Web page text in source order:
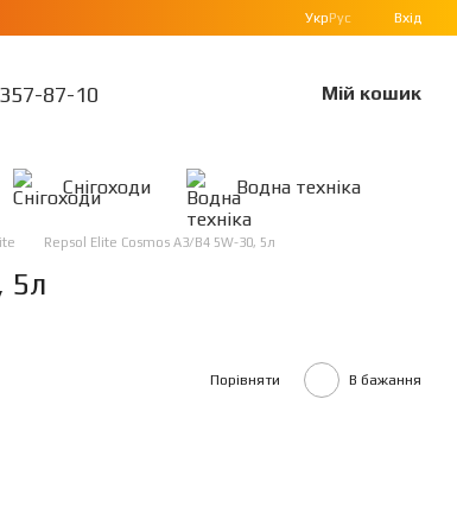
УкрРус Вхід
87-10 Мій кошик
Снігоходи Водна техніка
Repsol Elite Cosmos A3/B4 5W-30, 5л
5л
Порівняти В бажання